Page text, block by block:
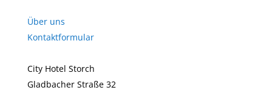
Über uns
Kontaktformular
City Hotel Storch
Gladbacher Straße 32